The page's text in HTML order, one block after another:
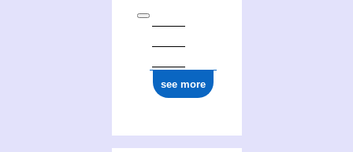
see more